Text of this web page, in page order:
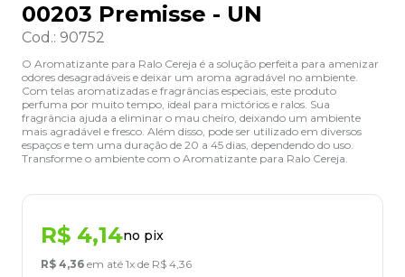
00203 Premisse - UN
Cod.: 90752
O Aromatizante para Ralo Cereja é a solução perfeita para amenizar
odores desagradáveis e deixar um aroma agradável no ambiente.
Com telas aromatizadas e fragrâncias especiais, este produto
perfuma por muito tempo, ideal para mictórios e ralos. Sua
fragrância ajuda a eliminar o mau cheiro, deixando um ambiente
mais agradável e fresco. Além disso, pode ser utilizado em diversos
espaços e tem uma duração de 20 a 45 dias, dependendo do uso.
Transforme o ambiente com o Aromatizante para Ralo Cereja.
R$ 4,14no pix
R$ 4,36 em até 1x de R$ 4,36